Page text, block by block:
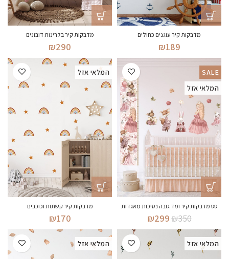
מדבקות קיר עוגנים כחולים
₪189
מדבקות קיר בלרינות דובונים
₪290
SALE
המלאי אזל
סט מדבקות קיר ומד גובה נסיכות מאגדות
₪350
המחיר₪299
הוא:
₪299.
המלאי אזל
מדבקות קיר קשתות וכוכבים
₪170
המלאי אזל המלאי אזל